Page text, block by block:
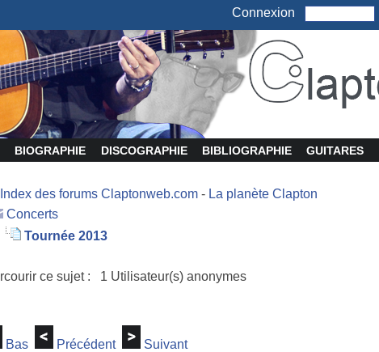
Connexion
BIOGRAPHIE DISCOGRAPHIE BIBLIOGRAPHIE GUITARES
Index des forums Claptonweb.com - La planète Clapton
Concerts
Tournée 2013
ce sujet : 1 Utilisateur(s) anonymes
Bas Précédent Suivant